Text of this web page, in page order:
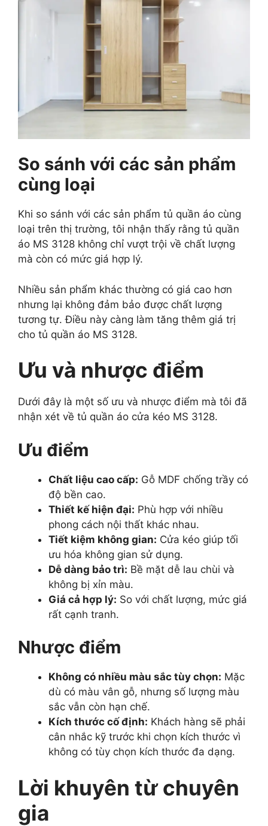
So sánh với các sản phẩm
cùng loại
Khi so sánh với các sản phẩm tủ quần áo cùng
loại trên thị trường, tôi nhận thấy rằng tủ quần
áo MS 3128 không chỉ vượt trội về chất lượng
mà còn có mức giá hợp lý.
Nhiều sản phẩm khác thường có giá cao hơn
nhưng lại không đảm bảo được chất lượng
tương tự. Điều này càng làm tăng thêm giá trị
cho tủ quần áo MS 3128.
Ưu và nhược điểm
Dưới đây là một số ưu và nhược điểm mà tôi đã
nhận xét về tủ quần áo cửa kéo MS 3128.
Ưu điểm
Chất liệu cao cấp: Gỗ MDF chống trầy có
độ bền cao.
Thiết kế hiện đại: Phù hợp với nhiều
phong cách nội thất khác nhau.
Tiết kiệm không gian: Cửa kéo giúp tối
ưu hóa không gian sử dụng.
Dễ dàng bảo trì: Bề mặt dễ lau chùi và
không bị xỉn màu.
Giá cả hợp lý: So với chất lượng, mức giá
rất cạnh tranh.
Nhược điểm
Không có nhiều màu sắc tùy chọn: Mặc
dù có màu vân gỗ, nhưng số lượng màu
sắc vẫn còn hạn chế.
Kích thước cố định: Khách hàng sẽ phải
cân nhắc kỹ trước khi chọn kích thước vì
không có tùy chọn kích thước đa dạng.
Lời khuyên từ chuyên
gia